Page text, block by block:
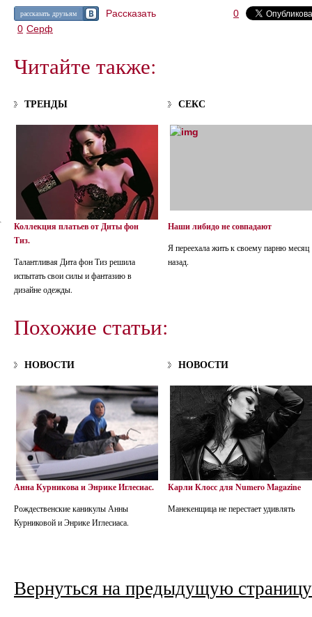
рассказать друзьям Рассказать
0
0 Серф
Читайте также:
ТРЕНДЫ
Коллекция платьев от Диты фон
Тиз.
Талантливая Дита фон Тиз решила
испытать свои силы и фантазию в
дизайне одежды.
СЕКС
Наши либидо не совпадают
Я переехала жить к своему парню месяц
назад.
Похожие статьи:
НОВОСТИ
Анна Курникова и Энрике Иглесиас.
Рождественские каникулы Анны
Курниковой и Энрике Иглесиаса.
НОВОСТИ
Карли Клосс для Numero Magazine
Манекенщица не перестает удивлять
Вернуться на предыдущую страницу